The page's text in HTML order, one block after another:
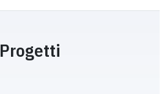
Progetti